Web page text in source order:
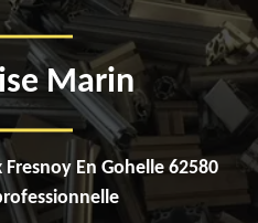
Marin
En Gohelle 62580